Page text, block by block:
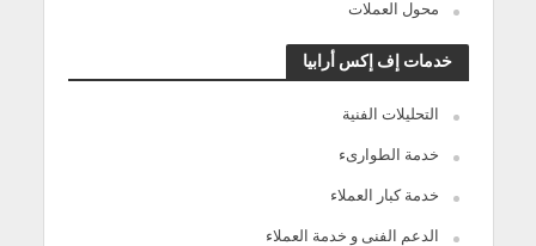
محول العملات
خدمات إف إكس أرابيا
التحليلات الفنية
خدمة الطوارىء
خدمة كبار العملاء
الدعم الفنى و خدمة العملاء